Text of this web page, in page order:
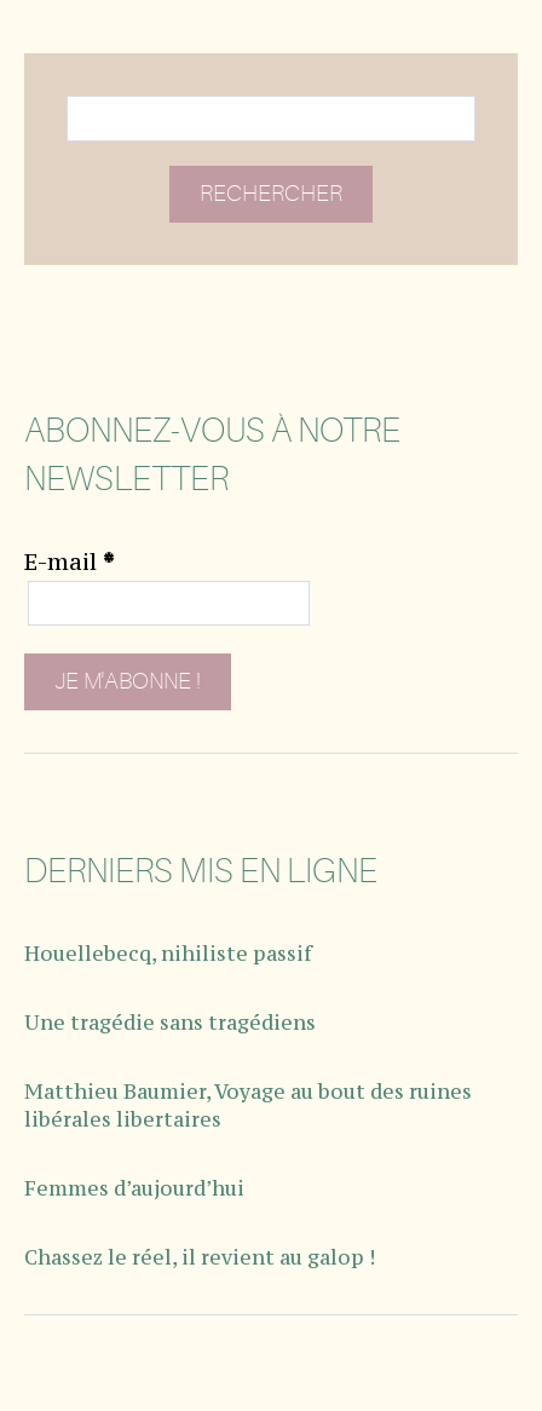
ABONNEZ-VOUS À NOTRE
NEWSLETTER
E-mail *
DERNIERS MIS EN LIGNE
Houellebecq, nihiliste passif
Une tragédie sans tragédiens
Matthieu Baumier, Voyage au bout des ruines
libérales libertaires
Femmes d’aujourd’hui
Chassez le réel, il revient au galop !